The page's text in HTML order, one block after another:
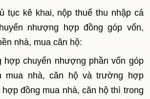
tục kê khai, nộp thuế thu nhập cá
nhượng hợp đồng góp vốn,
nhà, mua căn hộ:
hợp chuyển nhượng phần vốn góp
mua nhà, căn hộ và trường hợp
đồng mua nhà, căn hộ thì trong